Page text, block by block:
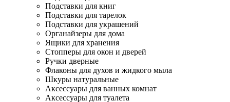
Подставки для книг
Подставки для тарелок
Подставки для украшений
Органайзеры для дома
Ящики для хранения
Стопперы для окон и дверей
Ручки дверные
Флаконы для духов и жидкого мыла
Шкуры натуральные
Аксессуары для ванных комнат
Аксессуары для туалета